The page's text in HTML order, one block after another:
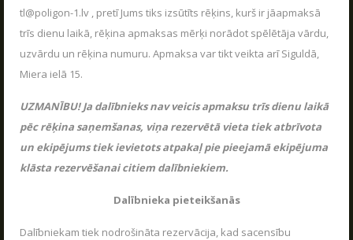
tl@poligon-1.lv , pretī Jums tiks izsūtīts rēķins, kurš ir jāapmaksā
trīs dienu laikā, rēķina apmaksas mērķi norādot spēlētāja vārdu,
uzvārdu un rēķina numuru. Apmaksa var tikt veikta arī Siguldā,
Miera ielā 15.
UZMANĪBU! Ja dalībnieks nav veicis apmaksu trīs dienu laikā
pēc rēķina saņemšanas, viņa rezervētā vieta tiek atbrīvota
un ekipējums tiek ievietots atpakaļ pie pieejamā ekipējuma
klāsta rezervēšanai citiem dalībniekiem.
Dalībnieka pieteikšanās
Dalībniekam tiek nodrošināta rezervācija, kad sacensību